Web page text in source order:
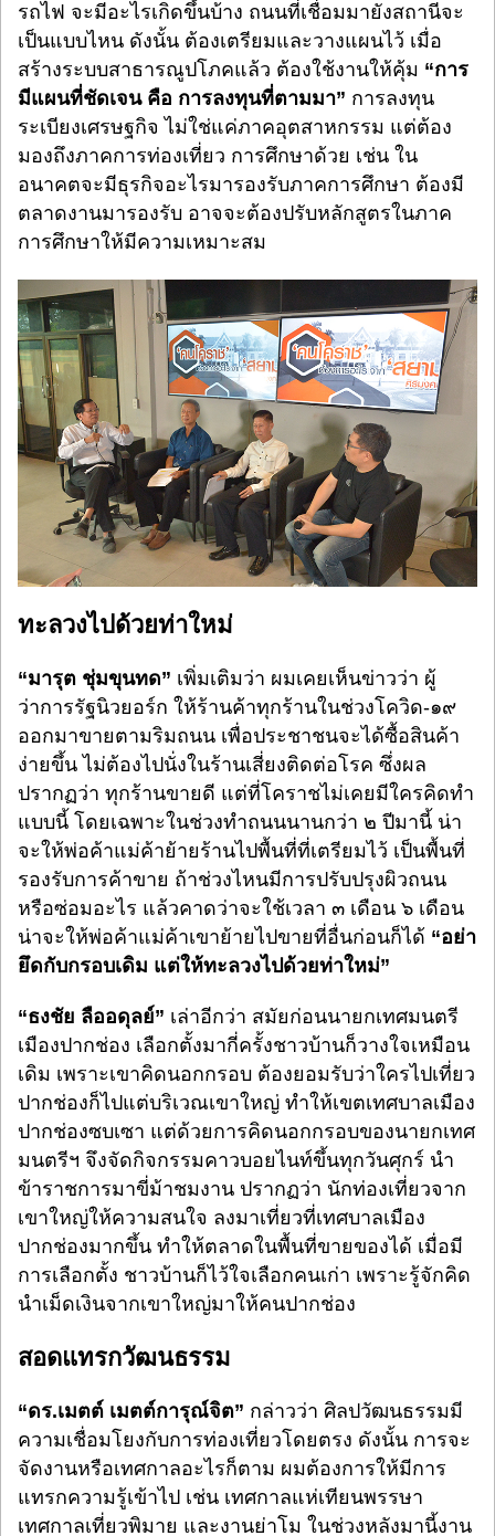
รถไฟ จะมีอะไรเกิดขึ้นบ้าง ถนนที่เชื่อมมายังสถานีจะ
เป็นแบบไหน ดังนั้น ต้องเตรียมและวางแผนไว้ เมื่อ
สร้างระบบสาธารณูปโภคแล้ว ต้องใช้งานให้คุ้ม “การ
มีแผนที่ชัดเจน คือ การลงทุนที่ตามมา” การลงทุน
ระเบียงเศรษฐกิจ ไม่ใช่แค่ภาคอุตสาหกรรม แต่ต้อง
มองถึงภาคการท่องเที่ยว การศึกษาด้วย เช่น ใน
อนาคตจะมีธุรกิจอะไรมารองรับภาคการศึกษา ต้องมี
ตลาดงานมารองรับ อาจจะต้องปรับหลักสูตรในภาค
การศึกษาให้มีความเหมาะสม
ทะลวงไปด้วยท่าใหม่
“มารุต ชุ่มขุนทด” เพิ่มเติมว่า ผมเคยเห็นข่าวว่า ผู้
ว่าการรัฐนิวยอร์ก ให้ร้านค้าทุกร้านในช่วงโควิด-๑๙
ออกมาขายตามริมถนน เพื่อประชาชนจะได้ซื้อสินค้า
ง่ายขึ้น ไม่ต้องไปนั่งในร้านเสี่ยงติดต่อโรค ซึ่งผล
ปรากฏว่า ทุกร้านขายดี แต่ที่โคราชไม่เคยมีใครคิดทำ
แบบนี้ โดยเฉพาะในช่วงทำถนนนานกว่า ๒ ปีมานี้ น่า
จะให้พ่อค้าแม่ค้าย้ายร้านไปพื้นที่ที่เตรียมไว้ เป็นพื้นที่
รองรับการค้าขาย ถ้าช่วงไหนมีการปรับปรุงผิวถนน
หรือซ่อมอะไร แล้วคาดว่าจะใช้เวลา ๓ เดือน ๖ เดือน
น่าจะให้พ่อค้าแม่ค้าเขาย้ายไปขายที่อื่นก่อนก็ได้ “อย่า
ยึดกับกรอบเดิม แต่ให้ทะลวงไปด้วยท่าใหม่”
“ธงชัย ลืออดุลย์” เล่าอีกว่า สมัยก่อนนายกเทศมนตรี
เมืองปากช่อง เลือกตั้งมากี่ครั้งชาวบ้านก็วางใจเหมือน
เดิม เพราะเขาคิดนอกกรอบ ต้องยอมรับว่าใครไปเที่ยว
ปากช่องก็ไปแต่บริเวณเขาใหญ่ ทำให้เขตเทศบาลเมือง
ปากช่องซบเซา แต่ด้วยการคิดนอกกรอบของนายกเทศ
มนตรีฯ จึงจัดกิจกรรมคาวบอยไนท์ขึ้นทุกวันศุกร์ นำ
ข้าราชการมาขี่ม้าชมงาน ปรากฏว่า นักท่องเที่ยวจาก
เขาใหญ่ให้ความสนใจ ลงมาเที่ยวที่เทศบาลเมือง
ปากช่องมากขึ้น ทำให้ตลาดในพื้นที่ขายของได้ เมื่อมี
การเลือกตั้ง ชาวบ้านก็ไว้ใจเลือกคนเก่า เพราะรู้จักคิด
นำเม็ดเงินจากเขาใหญ่มาให้คนปากช่อง
สอดแทรกวัฒนธรรม
“ดร.เมตต์ เมตต์การุณ์จิต” กล่าวว่า ศิลปวัฒนธรรมมี
ความเชื่อมโยงกับการท่องเที่ยวโดยตรง ดังนั้น การจะ
จัดงานหรือเทศกาลอะไรก็ตาม ผมต้องการให้มีการ
แทรกความรู้เข้าไป เช่น เทศกาลแห่เทียนพรรษา
เทศกาลเที่ยวพิมาย และงานย่าโม ในช่วงหลังมานี้งาน